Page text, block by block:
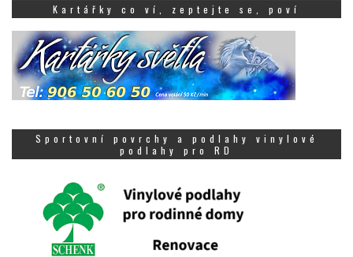
Kartářky co ví, zeptejte se, poví
Sportovní povrchy a podlahy vinylové
podlahy pro RD